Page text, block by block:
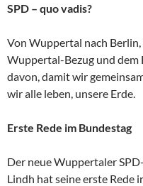
SPD – quo vadis?
Von Wuppertal nach
Wuppertal-Bezug und dem
davon, damit wir
wir alle leben, unsere Erde.
Erste Rede im Bundestag
Der neue Wuppertaler
Lindh hat seine erste Rede